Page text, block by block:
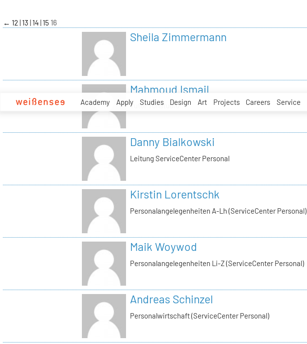
Academy Apply Studies Design Art Projects Careers Service
← 12 13 14 15 16
Sheila Zimmermann
Mahmoud Ismail
Tutor Tonstudio
Danny Bialkowski
Leitung ServiceCenter Personal
Kirstin Lorentschk
Personalangelegenheiten A-Lh (ServiceCenter Personal)
Maik Woywod
Personalangelegenheiten Li-Z (ServiceCenter Personal)
Andreas Schinzel
Personalwirtschaft (ServiceCenter Personal)